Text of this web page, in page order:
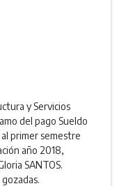
y Servicios
del pago Sueldo
primer semestre
año 2018,
SANTOS.